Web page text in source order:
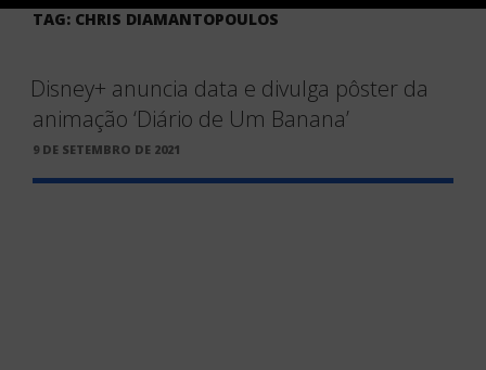
TAG: CHRIS DIAMANTOPOULOS
Disney+ anuncia data e divulga pôster da
animação ‘Diário de Um Banana’
PUBLICADO
9 DE SETEMBRO DE 2021